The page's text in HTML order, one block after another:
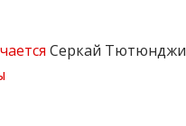
Серкай Тютюнджи